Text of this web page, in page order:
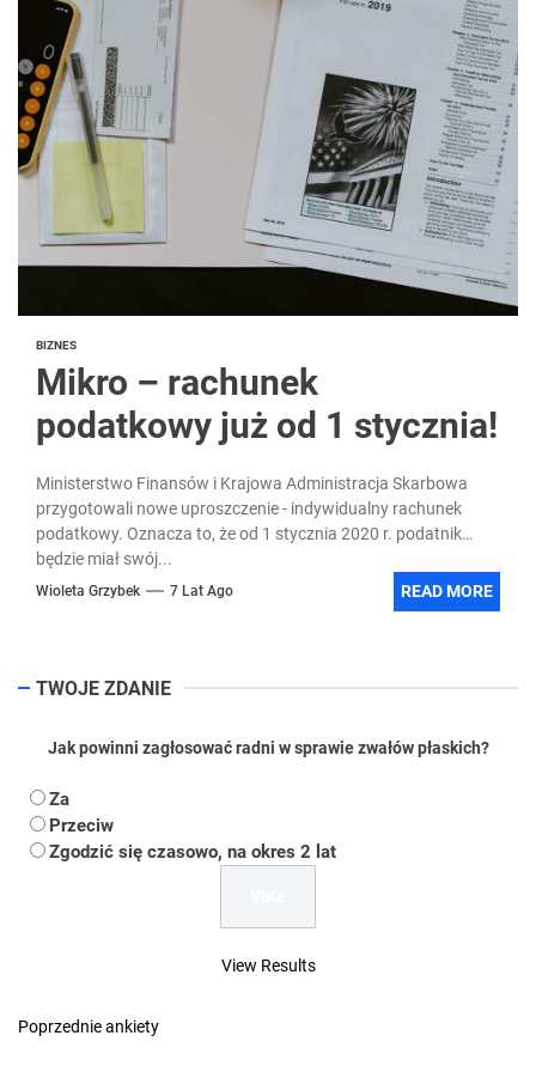
BIZNES
Mikro – rachunek
podatkowy już od 1 stycznia!
Ministerstwo Finansów i Krajowa Administracja Skarbowa
przygotowali nowe uproszczenie - indywidualny rachunek
podatkowy. Oznacza to, że od 1 stycznia 2020 r. podatnik
będzie miał swój...
Wioleta Grzybek 7 Lat Ago READ MORE
TWOJE ZDANIE
Jak powinni zagłosować radni w sprawie zwałów płaskich?
Za
Przeciw
Zgodzić się czasowo, na okres 2 lat
View Results
Poprzednie ankiety